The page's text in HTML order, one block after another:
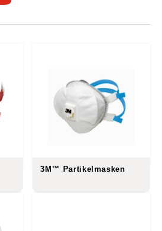
3M™ Partikelmasken